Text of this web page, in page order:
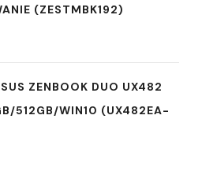
(ZESTMBK192)
ZENBOOK DUO UX482
512GB/WIN10 (UX482EA-